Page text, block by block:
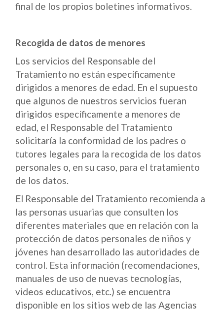
final de los propios boletines informativos.
Recogida de datos de menores
Los servicios del Responsable del
Tratamiento no están específicamente
dirigidos a menores de edad. En el supuesto
que algunos de nuestros servicios fueran
dirigidos específicamente a menores de
edad, el Responsable del Tratamiento
solicitaría la conformidad de los padres o
tutores legales para la recogida de los datos
personales o, en su caso, para el tratamiento
de los datos.
El Responsable del Tratamiento recomienda a
las personas usuarias que consulten los
diferentes materiales que en relación con la
protección de datos personales de niños y
jóvenes han desarrollado las autoridades de
control. Esta información (recomendaciones,
manuales de uso de nuevas tecnologías,
videos educativos, etc.) se encuentra
disponible en los sitios web de las Agencias